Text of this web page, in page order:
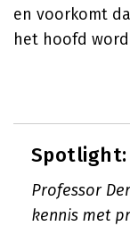
en voorkomt
het hoofd
Spotlight:
Professor
kennis met